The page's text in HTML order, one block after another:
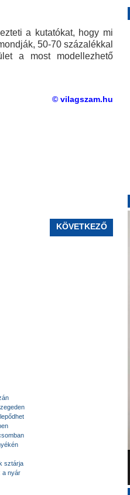
a kutatókat, hogy mi
50-70 százalékkal
a most modellezhető
© vilagszam.hu
KÖVETKEZŐ
sztárja
a nyár